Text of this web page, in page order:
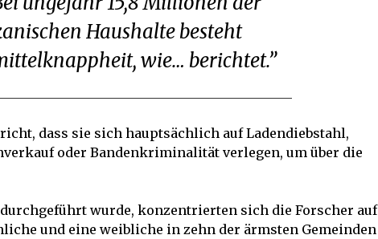
Haushalte besteht
wie… berichtet.”
dass sie sich hauptsächlich auf Ladendiebstahl,
oder Bandenkriminalität verlegen, um über die
wurde, konzentrierten sich die Forscher auf
und eine weibliche in zehn der ärmsten Gemeinden